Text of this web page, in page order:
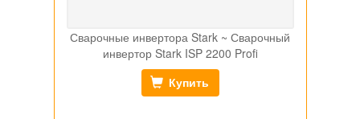
Сварочные инвертора Stark ~ Сварочный
инвертор Stark ISP 2200 Profi
Купить